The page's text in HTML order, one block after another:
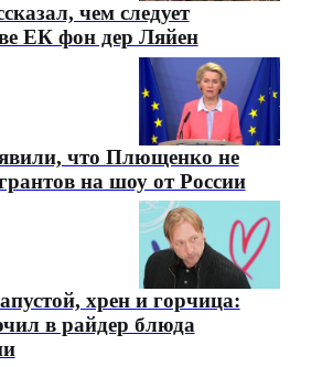
чем следует
ЕК фон дер Ляйен
что Плющенко не
на шоу от России
хрен и горчица:
в райдер блюда